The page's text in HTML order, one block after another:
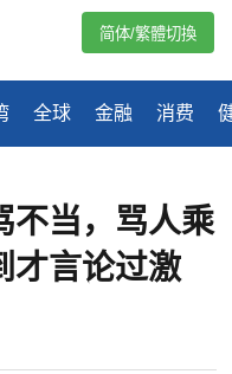
全球 金融 消费
简体/繁體切換
不当，骂人乘
才言论过激